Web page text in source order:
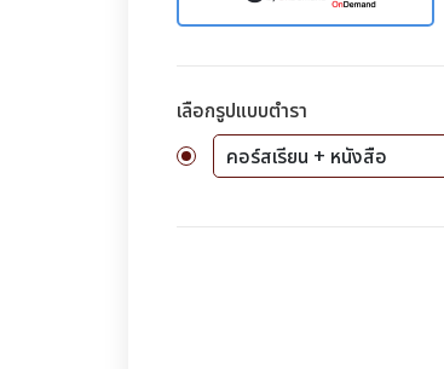
เลือกรูปแบบตำรา
คอร์สเรียน + หนังสือ